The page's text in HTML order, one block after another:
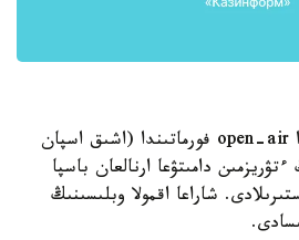
بۋراباي دەمالىس اۋماعىندا open-air فورماتىندا (اشىق اسپان
دامىتۋعا ارنالعان باسپا
شاراعا اقمولا وبلىسىنىڭ